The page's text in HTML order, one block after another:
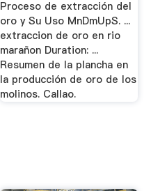
Proceso de extracción del
oro y Su Uso MnDmUpS. ...
extraccion de oro en rio
marañon Duration: ...
Resumen de la plancha en
la producción de oro de los
molinos. Callao.